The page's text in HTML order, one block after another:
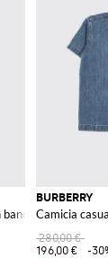
check
BURBERRY
Camicia
280,00 €
196,00 €
-